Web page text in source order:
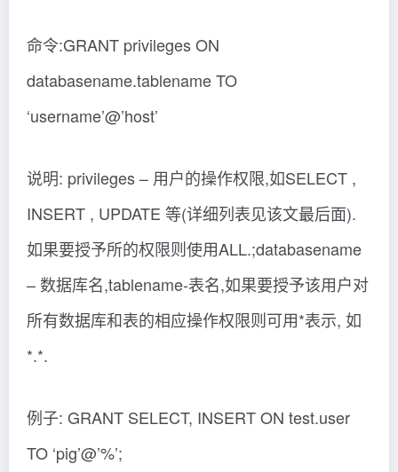
命令:GRANT privileges ON
databasename.tablename TO
‘username’@’host’
说明: privileges – 用户的操作权限,如SELECT ,
INSERT , UPDATE 等(详细列表见该文最后面).
如果要授予所的权限则使用ALL.;databasename
– 数据库名,tablename-表名,如果要授予该用户对
所有数据库和表的相应操作权限则可用*表示, 如
*.*.
例子: GRANT SELECT, INSERT ON test.user
TO ‘pig’@’%’;